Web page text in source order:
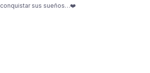
conquistar sus sueños…❤️